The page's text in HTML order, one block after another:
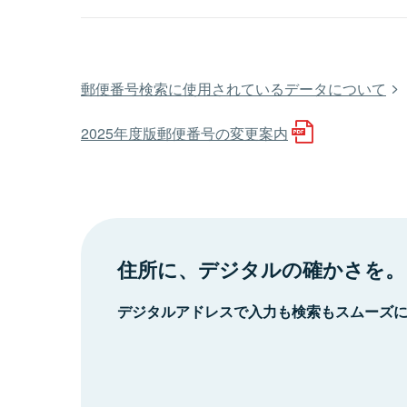
郵便番号検索に使用されているデータについて
2025年度版郵便番号の変更案内
住所に、デジタルの確かさを。
デジタルアドレスで入力も検索もスムーズ